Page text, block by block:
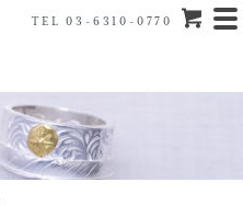
TEL 03-6310-0770